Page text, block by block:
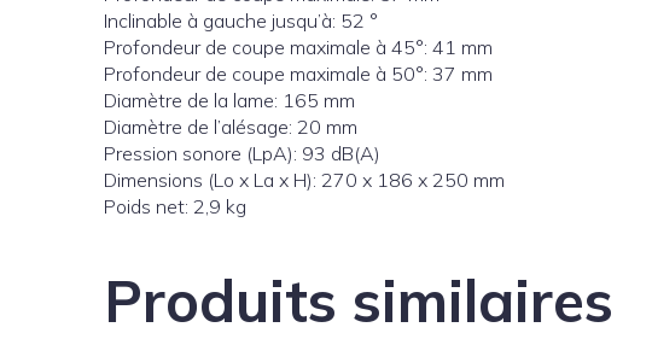
Inclinable à gauche jusqu’à: 52 °
Profondeur de coupe maximale à 45°: 41 mm
Profondeur de coupe maximale à 50°: 37 mm
Diamètre de la lame: 165 mm
Diamètre de l’alésage: 20 mm
Pression sonore (LpA): 93 dB(A)
Dimensions (Lo x La x H): 270 x 186 x 250 mm
Poids net: 2,9 kg
Produits similaires